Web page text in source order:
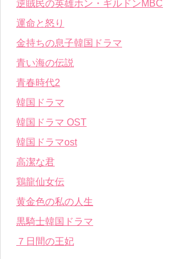
逆賊民の英雄ホン・ギルドンMBC
運命と怒り
金持ちの息子韓国ドラマ
青い海の伝説
青春時代2
韓国ドラマ
韓国ドラマ OST
韓国ドラマost
高潔な君
鶏龍仙女伝
黄金色の私の人生
黒騎士韓国ドラマ
７日間の王妃